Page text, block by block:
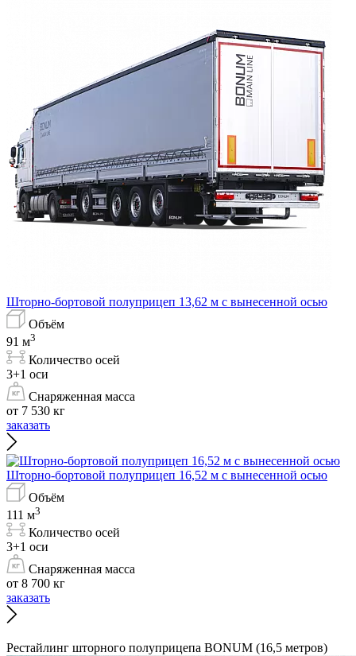
Шторно-бортовой полуприцеп 13,62 м с вынесенной осью
Объём
91 м3
Количество осей
3+1 оси
Снаряженная масса
от 7 530 кг
заказать
Шторно-бортовой полуприцеп 16,52 м с вынесенной осью
Объём
111 м3
Количество осей
3+1 оси
Снаряженная масса
от 8 700 кг
заказать
Рестайлинг шторного полуприцепа BONUM (16,5 метров)